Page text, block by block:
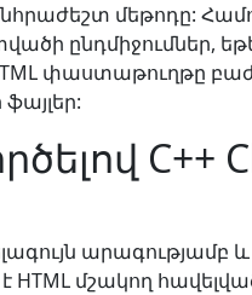
մեթոդը:
ընդմիջումներ,
փաստաթուղթը
C++
արագությամբ և
մշակող